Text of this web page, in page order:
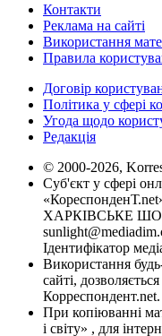
Контакти
Реклама на сайті
Використання
Правила
Договір
Політика у сфері
Угода щодо
Редакція
© 2000-2026,
Суб'єкт у сфері
ХАРКІВСЬКЕ
Ідентифікатор
Використання
сайті,
Корреспондент.net.
При копіюванні
і світу» , для